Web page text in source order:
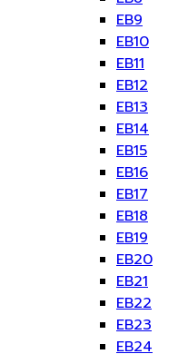
EB9
EB10
EB11
EB12
EB13
EB14
EB15
EB16
EB17
EB18
EB19
EB20
EB21
EB22
EB23
EB24